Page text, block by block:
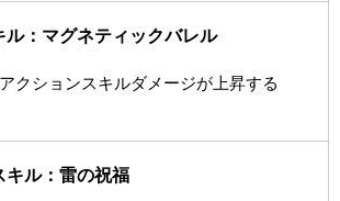
ル：マグネティックバレル
クションスキルダメージが上昇する
キル：雷の祝福